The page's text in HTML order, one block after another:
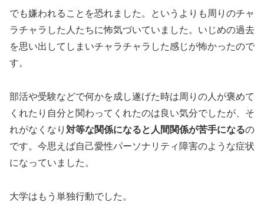
でも嫌われることを恐れました。というよりも周りのチャ
ラチャラした人たちに怖気づいていました。いじめの過去
を思い出してしまいチャラチャラした感じが怖かったので
す。
部活や受験などで何かを成し遂げた時は周りの人が褒めて
くれたり自分と関わってくれたのは良い気分でしたが、そ
れがなくなり 対等な関係になると人間関係が苦手になるの
です。今思えば自己愛性パーソナリティ障害のような症状
になっていました。
大学はもう単独行動でした。